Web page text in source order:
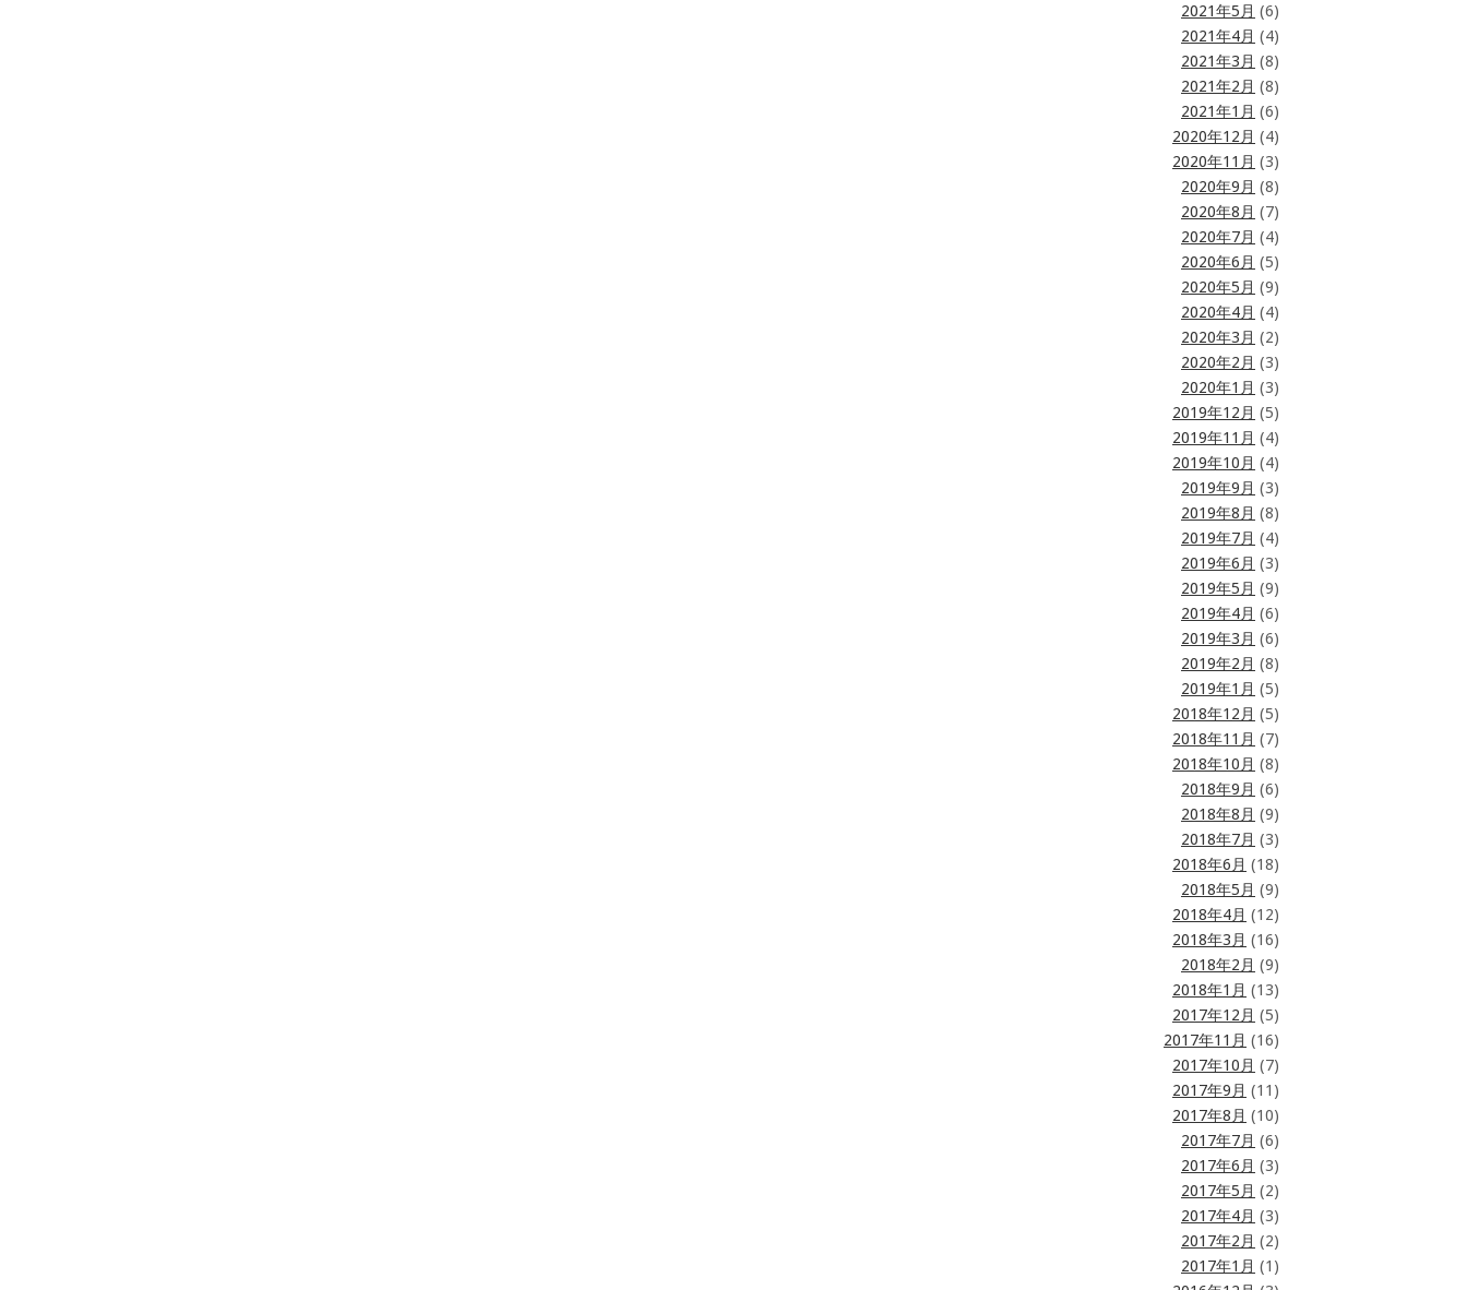
2021年5月 (6)
2021年4月 (4)
2021年3月 (8)
2021年2月 (8)
2021年1月 (6)
2020年12月 (4)
2020年11月 (3)
2020年9月 (8)
2020年8月 (7)
2020年7月 (4)
2020年6月 (5)
2020年5月 (9)
2020年4月 (4)
2020年3月 (2)
2020年2月 (3)
2020年1月 (3)
2019年12月 (5)
2019年11月 (4)
2019年10月 (4)
2019年9月 (3)
2019年8月 (8)
2019年7月 (4)
2019年6月 (3)
2019年5月 (9)
2019年4月 (6)
2019年3月 (6)
2019年2月 (8)
2019年1月 (5)
2018年12月 (5)
2018年11月 (7)
2018年10月 (8)
2018年9月 (6)
2018年8月 (9)
2018年7月 (3)
2018年6月 (18)
2018年5月 (9)
2018年4月 (12)
2018年3月 (16)
2018年2月 (9)
2018年1月 (13)
2017年12月 (5)
2017年11月 (16)
2017年10月 (7)
2017年9月 (11)
2017年8月 (10)
2017年7月 (6)
2017年6月 (3)
2017年5月 (2)
2017年4月 (3)
2017年2月 (2)
2017年1月 (1)